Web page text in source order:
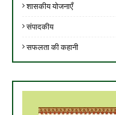
शासकीय योजनाएँ
संपादकीय
सफलता की कहानी